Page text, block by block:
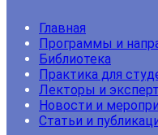
Главная
Программы и
Библиотека
Практика для
Лекторы и
Новости и
Статьи и